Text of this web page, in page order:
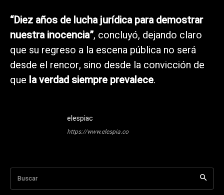
“Diez años de lucha jurídica para demostrar
nuestra inocencia”, concluyó, dejando claro
que su regreso a la escena pública no será
desde el rencor, sino desde la convicción de
que la verdad siempre prevalece.
elespiac
https://www.elespia.co
Buscar